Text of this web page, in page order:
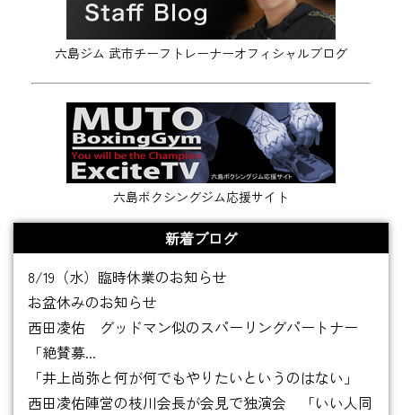
六島ジム 武市チーフトレーナーオフィシャルブログ
六島ボクシングジム応援サイト
新着ブログ
8/19（水）臨時休業のお知らせ
お盆休みのお知らせ
西田凌佑 グッドマン似のスパーリングパートナー
「絶賛募...
「井上尚弥と何が何でもやりたいというのはない」
西田凌佑陣営の枝川会長が会見で独演会 「いい人同